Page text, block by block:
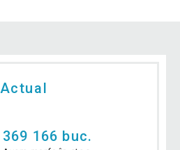
Actual
369 166 buc.